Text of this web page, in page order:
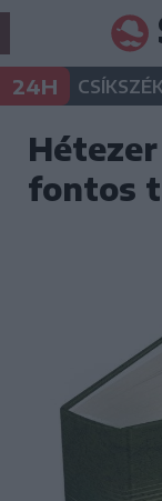
24H
fontos